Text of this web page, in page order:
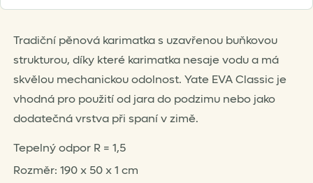
Tradiční pěnová karimatka s uzavřenou buňkovou
strukturou, díky které karimatka nesaje vodu a má
skvělou mechanickou odolnost. Yate EVA Classic je
vhodná pro použití od jara do podzimu nebo jako
dodatečná vrstva při spaní v zimě.
Tepelný odpor R = 1,5
Rozměr: 190 x 50 x 1 cm